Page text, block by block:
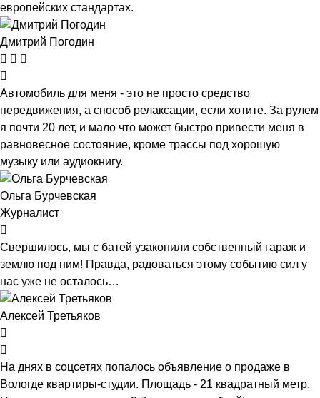
европейских стандартах.
Дмитрий Погодин
Автомобиль для меня - это не просто средство
передвижения, а способ релаксации, если хотите. За рулем
я почти 20 лет, и мало что может быстро привести меня в
равновесное состояние, кроме трассы под хорошую
музыку или аудиокнигу.
Ольга Бурчевская
Журналист
Свершилось, мы с батей узаконили собственный гараж и
землю под ним! Правда, радоваться этому событию сил у
нас уже не осталось…
Алексей Третьяков
На днях в соцсетях попалось объявление о продаже в
Вологде квартиры-студии. Площадь - 21 квадратный метр.